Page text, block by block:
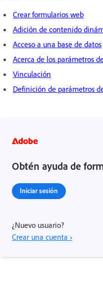
Crear formularios web
Adición de contenido
Acceso a una base de datos
Acerca de los parámetros
Vinculación
Definición de parámetros
Obtén ayuda de
Iniciar sesión
¿Nuevo usuario?
Crear una cuenta ›